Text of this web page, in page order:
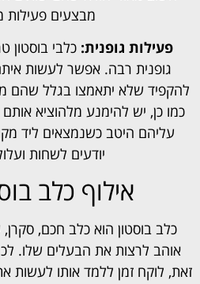
מבצעים פעילות
פעילות גופנית: כלבי בוסטון
גופנית רבה. אפשר לעשות
להקפיד שלא יתאמצו בגלל שהם
כמו כן, יש להימנע מלהוציא אותם
עליהם היטב כשנמצאים ליד
יודעים לשחות
אילוף כלב
כלב בוסטון הוא כלב חכם,
אוהב לרצות את הבעלים שלו.
זאת, לוקח זמן ללמד אותו לעשות